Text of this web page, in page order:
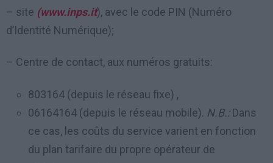
– site (www.inps.it), avec le code PIN (Numéro
d’Identité Numérique);
– Centre de contact, aux numéros gratuits:
803164 (depuis le réseau fixe) ,
06164164 (depuis le réseau mobile). N.B.:Dans
ce cas, les coûts du service varient en fonction
du plan tarifaire du propre opérateur de